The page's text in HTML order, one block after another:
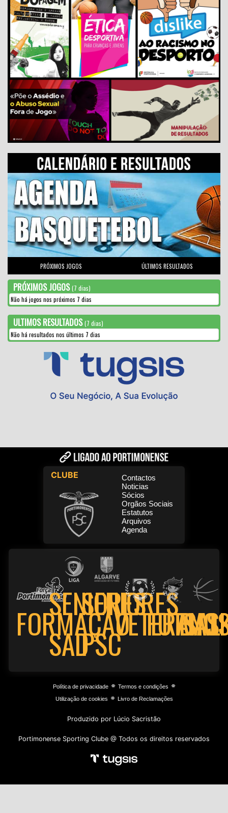
PRÓXIMOS JOGOS ÚLTIMOS RESULTADOS
PRÓXIMOS JOGOS(7 dias)
Não há jogos nos próximos 7 dias
ULTIMOS RESULTADOS(7 dias)
Não há resultados nos últimos 7 dias
CLUBE
Contactos
Noticias
Sócios
Orgãos Sociais
Estatutos
Arquivos
Agenda
FORMAÇÃO
SENIORES
SAD
SENIORES
PSC
FUTSAL
Política de privacidade⌯ Termos e condições ⌯
Utilização de cookies ⌯ Livro de Reclamações
Produzido por Lúcio Sacristão
Portimonense Sporting Clube @ Todos os direitos reservados